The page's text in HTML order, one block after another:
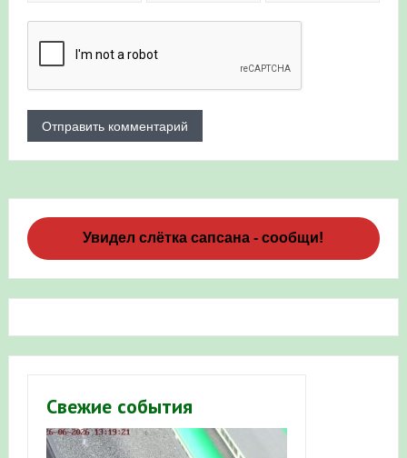
Увидел слётка сапсана - сообщи!
Свежие события